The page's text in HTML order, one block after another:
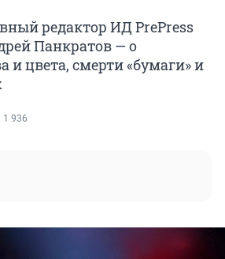
редактор ИД PrePress
Панкратов — о
и цвета, смерти «бумаги» и
1 936